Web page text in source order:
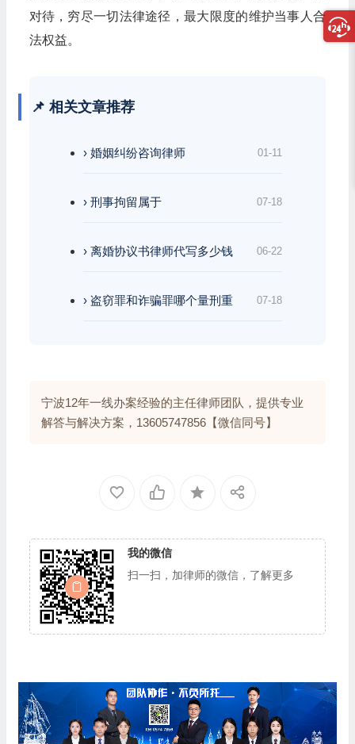
对待，穷尽一切法律途径，最大限度的维护当事人合
法权益。
📌 相关文章推荐
› 婚姻纠纷咨询律师 01-11
› 刑事拘留属于 07-18
› 离婚协议书律师代写多少钱 06-22
› 盗窃罪和诈骗罪哪个量刑重 07-18
宁波12年一线办案经验的主任律师团队，提供专业
解答与解决方案，13605747856【微信同号】
我的微信
扫一扫，加律师的微信，了解更多